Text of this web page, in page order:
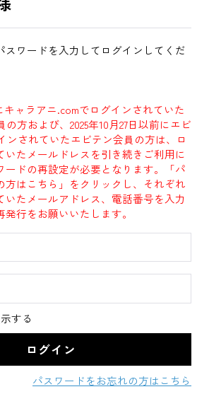
スワードを入力してログインしてくだ
キャラアニ.comでログインされていた
方および、2025年10月27日以前にエビ
ンされていたエビテン会員の方は、ロ
いたメールドレスを引き続きご利用に
ードの再設定が必要となります。「パ
方はこちら」をクリックし、それぞれ
いたメールアドレス、電話番号を入力
行をお願いいたします。
する
パスワードをお忘れの方はこちら